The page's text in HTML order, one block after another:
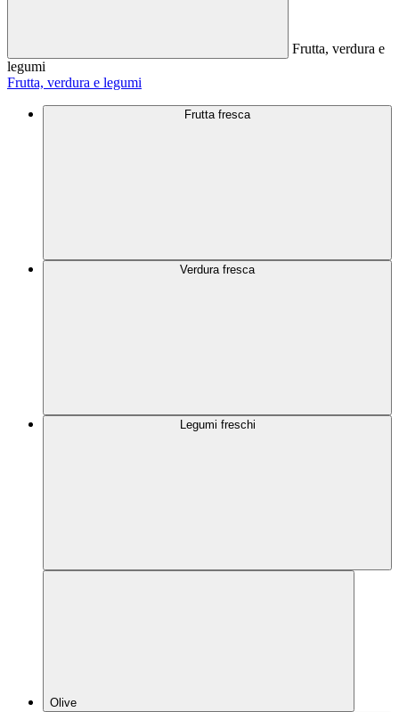
Frutta, verdura e
legumi
Frutta, verdura e legumi
Frutta fresca
Verdura fresca
Legumi freschi
Olive